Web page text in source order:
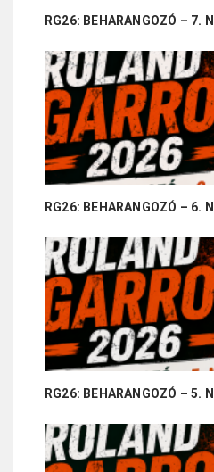
RG26: BEHARANGOZÓ – 7.
RG26: BEHARANGOZÓ – 6.
RG26: BEHARANGOZÓ – 5.